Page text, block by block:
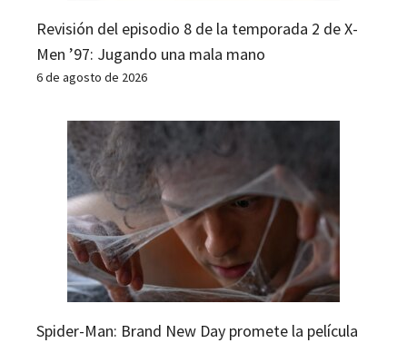
Revisión del episodio 8 de la temporada 2 de X-
Men ’97: Jugando una mala mano
6 de agosto de 2026
Spider-Man: Brand New Day promete la película